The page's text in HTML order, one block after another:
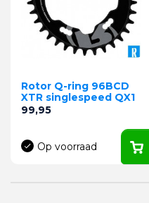
Rotor Q-ring 96BCD
XTR singlespeed QX1
Prijs
99,95
Op voorraad